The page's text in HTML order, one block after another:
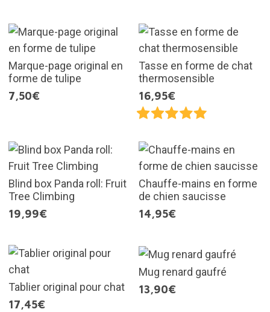
Marque-page original en
forme de tulipe
7,50€
Tasse en forme de chat
thermosensible
16,95€
Blind box Panda roll: Fruit
Tree Climbing
19,99€
Chauffe-mains en forme
de chien saucisse
14,95€
Tablier original pour chat
17,45€
Mug renard gaufré
13,90€